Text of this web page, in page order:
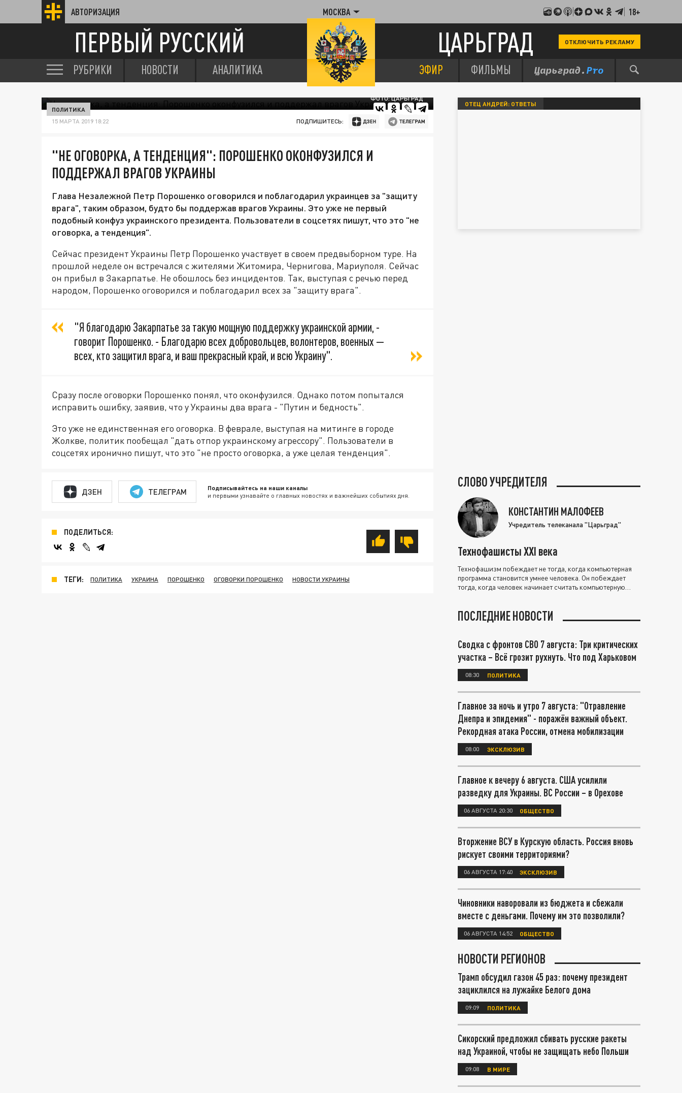
АВТОРИЗАЦИЯ МОСКВА 18+
ПЕРВЫЙ РУССКИЙ ЦАРЬГРАД ОТКЛЮЧИТЬ РЕКЛАМУ
РУБРИКИ НОВОСТИ АНАЛИТИКА ЭФИР ФИЛЬМЫ
ФОТО: ЦАРЬГРАД
ПОЛИТИКА
15 МАРТА 2019 18:22 ПОДПИШИТЕСЬ:
"НЕ ОГОВОРКА, А ТЕНДЕНЦИЯ": ПОРОШЕНКО ОКОНФУЗИЛСЯ И
ПОДДЕРЖАЛ ВРАГОВ УКРАИНЫ
Глава Незалежной Петр Порошенко оговорился и поблагодарил украинцев за "защиту
врага", таким образом, будто бы поддержав врагов Украины. Это уже не первый
подобный конфуз украинского президента. Пользователи в соцсетях пишут, что это "не
оговорка, а тенденция".
Сейчас президент Украины Петр Порошенко участвует в своем предвыборном туре. На
прошлой неделе он встречался с жителями Житомира, Чернигова, Мариуполя. Сейчас
он прибыл в Закарпатье. Не обошлось без инцидентов. Так, выступая с речью перед
народом, Порошенко оговорился и поблагодарил всех за "защиту врага".
"Я благодарю Закарпатье за такую мощную поддержку украинской армии, -
говорит Порошенко. - Благодарю всех добровольцев, волонтеров, военных —
всех, кто защитил врага, и ваш прекрасный край, и всю Украину".
Сразу после оговорки Порошенко понял, что оконфузился. Однако потом попытался
исправить ошибку, заявив, что у Украины два врага - "Путин и бедность".
Это уже не единственная его оговорка. В феврале, выступая на митинге в городе
Жолкве, политик пообещал "дать отпор украинскому агрессору". Пользователи в
соцсетях иронично пишут, что это "не просто оговорка, а уже целая тенденция".
ДЗЕН ТЕЛЕГРАМ Подписывайтесь на наши каналы
и первыми узнавайте о главных новостях и важнейших событиях дня.
ПОДЕЛИТЬСЯ:
ТЕГИ: ПОЛИТИКА УКРАИНА ПОРОШЕНКО ОГОВОРКИ ПОРОШЕНКО НОВОСТИ УКРАИНЫ
ОТЕЦ АНДРЕЙ: ОТВЕТЫ
СЛОВО УЧРЕДИТЕЛЯ
КОНСТАНТИН МАЛОФЕЕВ
Учредитель телеканала "Царьград"
Технофашисты XXI века
Технофашизм побеждает не тогда, когда компьютерная
программа становится умнее человека. Он побеждает
тогда, когда человек начинает считать компьютерную
ПОСЛЕДНИЕ НОВОСТИ
Сводка с фронтов СВО 7 августа: Три критических
участка – Всё грозит рухнуть. Что под Харьковом
08:30 ПОЛИТИКА
Главное за ночь и утро 7 августа: "Отравление
Днепра и эпидемия" - поражён важный объект.
Рекордная атака России, отмена мобилизации
08:00 ЭКСКЛЮЗИВ
Главное к вечеру 6 августа. США усилили
разведку для Украины. ВС России – в Орехове
06 АВГУСТА 20:30 ОБЩЕСТВО
Вторжение ВСУ в Курскую область. Россия вновь
рискует своими территориями?
06 АВГУСТА 17:40 ЭКСКЛЮЗИВ
Чиновники наворовали из бюджета и сбежали
вместе с деньгами. Почему им это позволили?
06 АВГУСТА 14:52 ОБЩЕСТВО
НОВОСТИ РЕГИОНОВ
Трамп обсудил газон 45 раз: почему президент
зациклился на лужайке Белого дома
09:09 ПОЛИТИКА
Сикорский предложил сбивать русские ракеты
над Украиной, чтобы не защищать небо Польши
09:08 В МИРЕ